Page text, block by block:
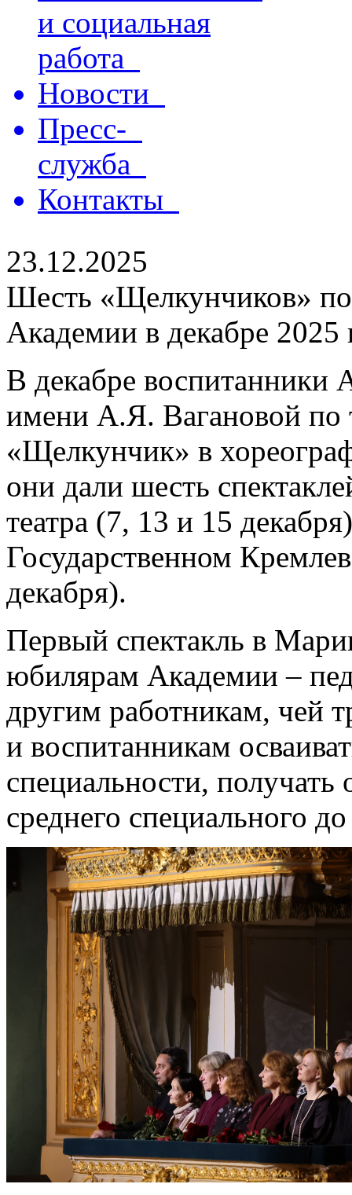
и социальная
работа
Новости
Пресс-
служба
Контакты
23.12.2025
Шесть «Щелкунчиков»
Академии в декабре 2025
В декабре воспитанники
имени А.Я. Вагановой по
«Щелкунчик» в
они дали шесть
театра (7, 13 и 15
Государственном
декабря).
Первый спектакль в
юбилярам Академии –
другим работникам, чей
и воспитанникам
специальности, получать
среднего специального